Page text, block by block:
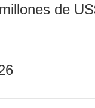
de